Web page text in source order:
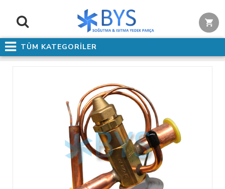
TÜM KATEGORİLER